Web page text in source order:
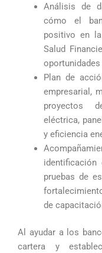
Análisis de
cómo el
positivo en
Salud
Plan de
empresarial,
proyectos
eléctrica,
y eficiencia
pruebas de
de
Al ayudar a los
cartera y